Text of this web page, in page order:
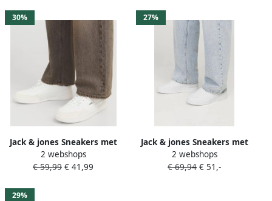
30%
Jack & jones Sneakers met
labeldetails model
'BOUNCE'
2 webshops
€ 59,99 € 41,99
27%
Jack & jones Sneakers met
labelpatch en -print model
'WEALING'
2 webshops
€ 69,94 € 51,-
29%